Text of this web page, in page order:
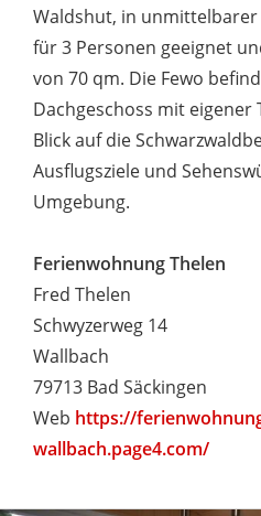
Waldshut, in unmittelbarer
für 3 Personen geeignet
von 70 qm. Die Fewo
Dachgeschoss mit
Blick auf die
Ausflugsziele und
Umgebung.
Ferienwohnung Thelen
Fred Thelen
Schwyzerweg 14
Wallbach
79713 Bad Säckingen
Web https://
wallbach.page4.com/